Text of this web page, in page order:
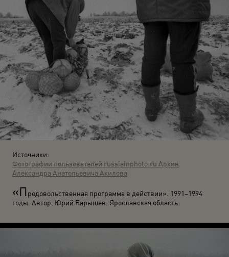
Источники:
Фотографии пользователей russiainphoto.ru Архив
Александра Анатольевича Акилова
«Продовольственная программа в действии». 1991–1994
годы. Автор: Юрий Барышев. Ярославская область.